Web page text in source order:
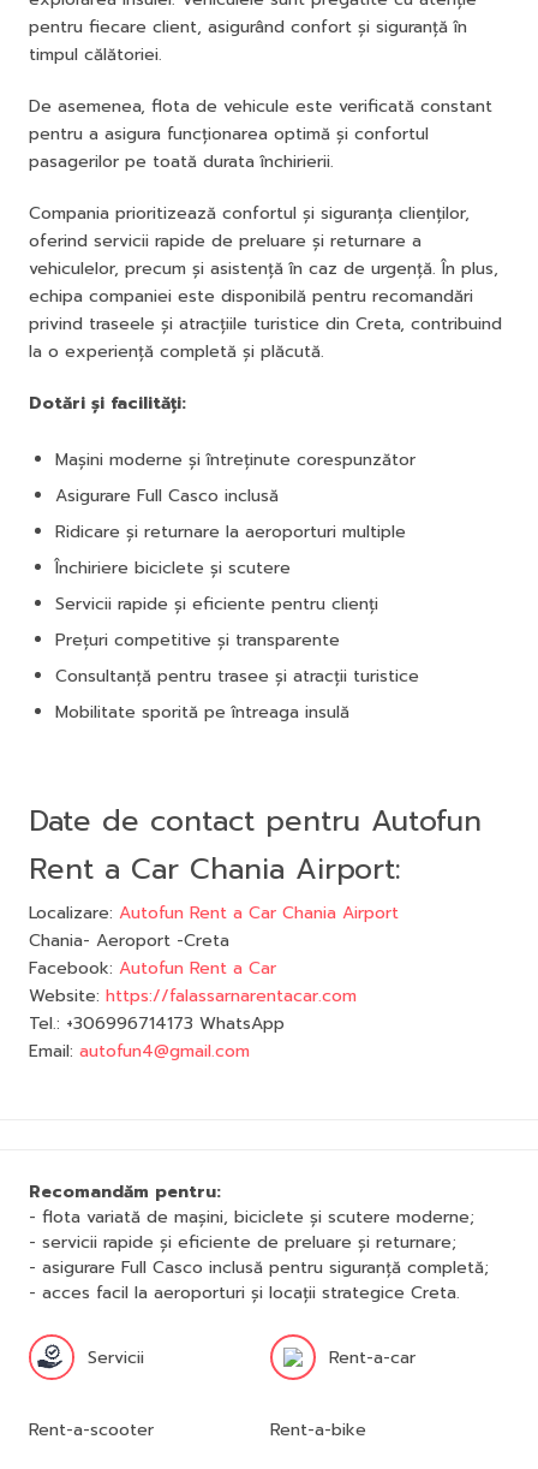
pentru fiecare client, asigurând confort și siguranță în
timpul călătoriei.
De asemenea, flota de vehicule este verificată constant
pentru a asigura funcționarea optimă și confortul
pasagerilor pe toată durata închirierii.
Compania prioritizează confortul și siguranța clienților,
oferind servicii rapide de preluare și returnare a
vehiculelor, precum și asistență în caz de urgență. În plus,
echipa companiei este disponibilă pentru recomandări
privind traseele și atracțiile turistice din Creta, contribuind
la o experiență completă și plăcută.
Dotări și facilități:
Mașini moderne și întreținute corespunzător
Asigurare Full Casco inclusă
Ridicare și returnare la aeroporturi multiple
Închiriere biciclete și scutere
Servicii rapide și eficiente pentru clienți
Prețuri competitive și transparente
Consultanță pentru trasee și atracții turistice
Mobilitate sporită pe întreaga insulă
Date de contact pentru Autofun
Rent a Car Chania Airport:
Localizare: Autofun Rent a Car Chania Airport
Chania- Aeroport -Creta
Facebook: Autofun Rent a Car
Website: https://falassarnarentacar.com
Tel.: +306996714173 WhatsApp
Email: autofun4@gmail.com
Recomandăm pentru:
- flota variată de mașini, biciclete și scutere moderne;
- servicii rapide și eficiente de preluare și returnare;
- asigurare Full Casco inclusă pentru siguranță completă;
- acces facil la aeroporturi și locații strategice Creta.
Servicii Rent-a-car
Rent-a-scooter Rent-a-bike